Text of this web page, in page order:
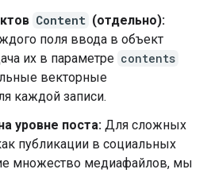
Content (отдельно):
поля ввода в объект
их в параметре contents
векторные
каждой записи.
уровне поста: Для сложных
публикации в социальных
множество медиафайлов, мы